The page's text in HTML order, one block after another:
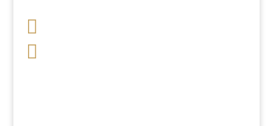

